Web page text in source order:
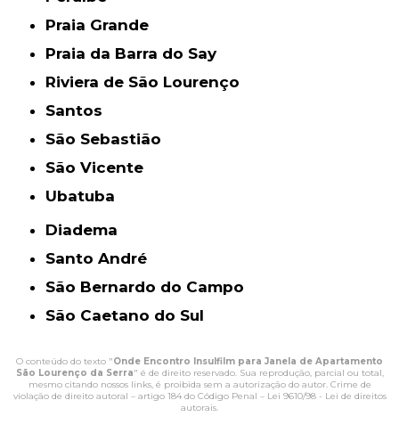
Praia Grande
Praia da Barra do Say
Riviera de São Lourenço
Santos
São Sebastião
São Vicente
Ubatuba
Diadema
Santo André
São Bernardo do Campo
São Caetano do Sul
O conteúdo do texto "Onde Encontro Insulfilm para Janela de Apartamento
São Lourenço da Serra" é de direito reservado. Sua reprodução, parcial ou total,
mesmo citando nossos links, é proibida sem a autorização do autor. Crime de
violação de direito autoral – artigo 184 do Código Penal – Lei 9610/98 - Lei de direitos
autorais.